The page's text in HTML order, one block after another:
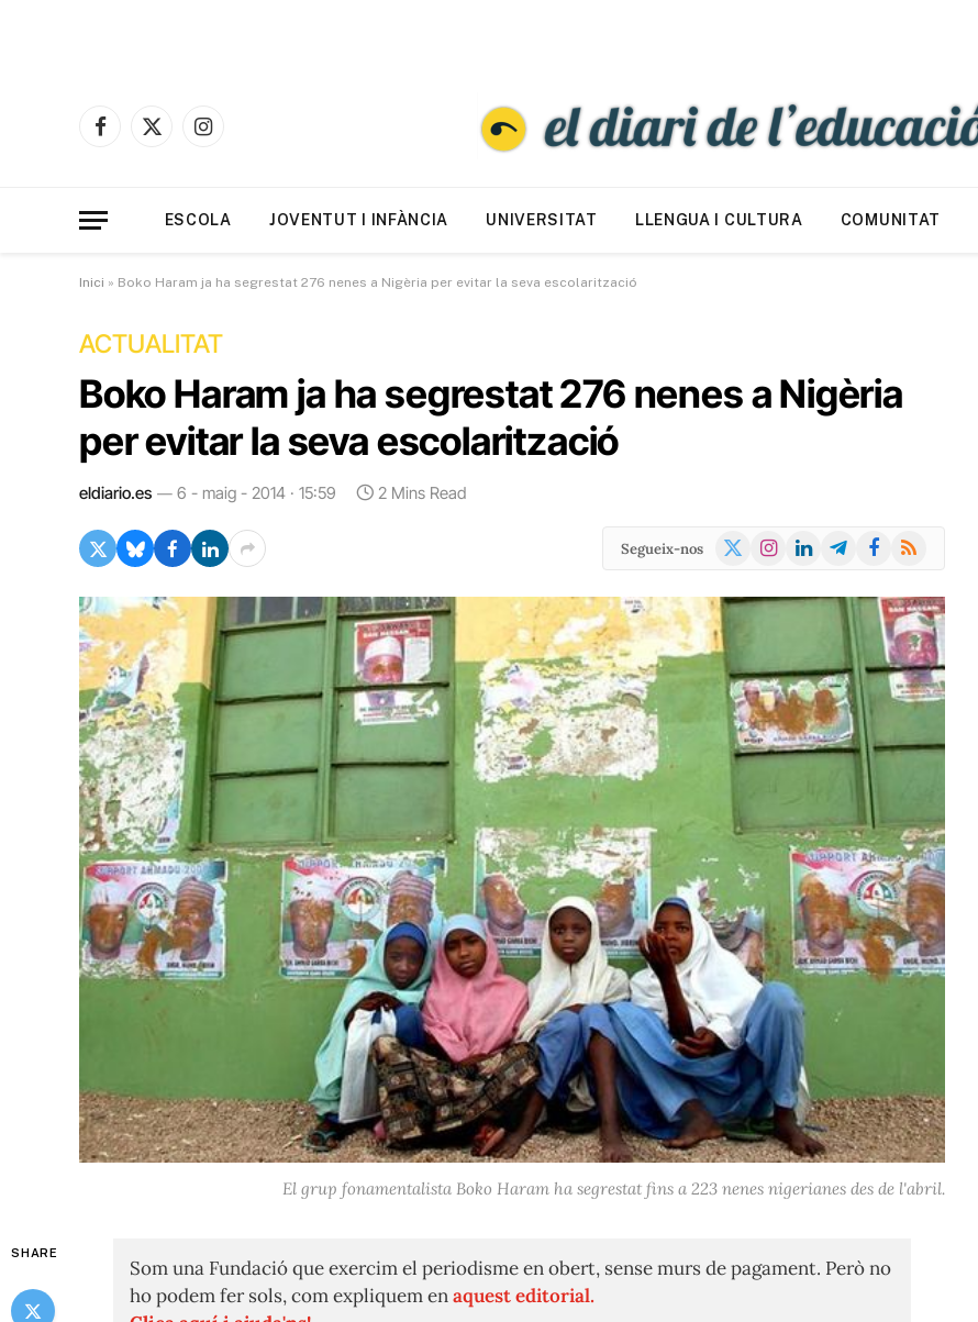
Facebook
X
Instagram
ESCOLA JOVENTUT I INFÀNCIA UNIVERSITAT LLENGUA I CULTURA COMUNITAT
Inici » Boko Haram ja ha segrestat 276 nenes a Nigèria per evitar la seva escolarització
ACTUALITAT
Boko Haram ja ha segrestat 276 nenes a Nigèria
per evitar la seva escolarització
eldiario.es 6 - maig - 2014 · 15:59 2 Mins Read
Segueix-nos
X
Instagram
LinkedInTelegramFacebook
RSS
El grup fonamentalista Boko Haram ha segrestat fins a 223 nenes nigerianes des de l'abril.
SHARE
Som una Fundació que exercim el periodisme en obert, sense murs de pagament. Però no
ho podem fer sols, com expliquem enaquest editorial.